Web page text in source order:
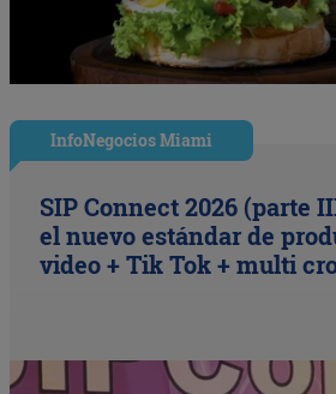
InfoNegocios Miami
SIP Connect 2026 (parte
el nuevo estándar de
video + Tik Tok + multi